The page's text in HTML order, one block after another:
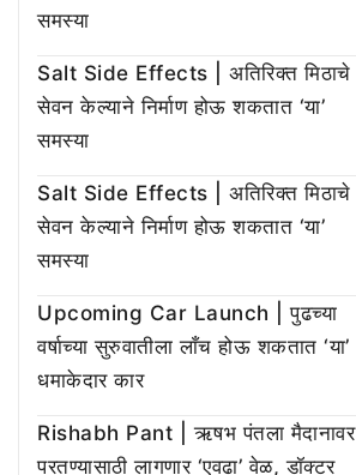
समस्या
Salt Side Effects | अतिरिक्त मिठाचे
सेवन केल्याने निर्माण होऊ शकतात ‘या’
समस्या
Salt Side Effects | अतिरिक्त मिठाचे
सेवन केल्याने निर्माण होऊ शकतात ‘या’
समस्या
Upcoming Car Launch | पुढच्या
वर्षाच्या सुरुवातीला लाँच होऊ शकतात ‘या’
धमाकेदार कार
Rishabh Pant | ऋषभ पंतला मैदानावर
परतण्यासाठी लागणार ‘एवढा’ वेळ, डॉक्टर